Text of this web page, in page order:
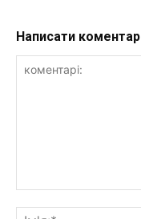
Написати коментар